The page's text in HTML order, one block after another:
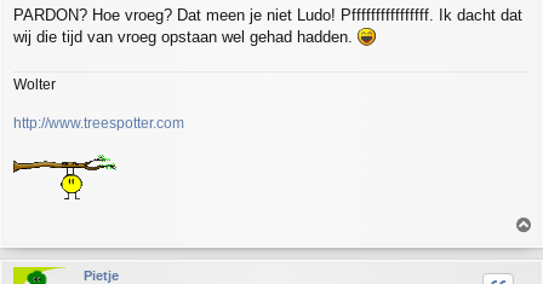
PARDON? Hoe vroeg? Dat meen je niet Ludo! Pffffffffffffffff. Ik dacht dat
wij die tijd van vroeg opstaan wel gehad hadden.
Wolter
http://www.treespotter.com
o
p
Pietje